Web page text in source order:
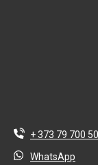
+ 373 79 700
WhatsApp